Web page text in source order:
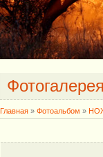
Главная » Фотоальбом »